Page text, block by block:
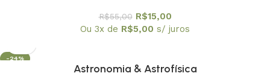
R$55,00 R$15,00
Ou 3x de R$5,00 s/ juros
-24%
Astronomia & Astrofísica